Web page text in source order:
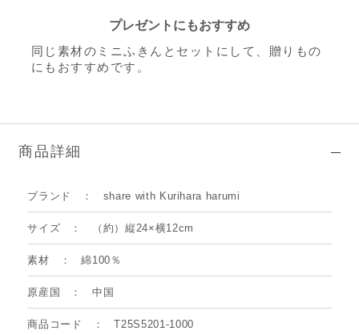
プレゼントにもおすすめ
同じ素材のミニふきんとセットにして、贈りもの
にもおすすめです。
商品詳細
ブランド share with Kurihara harumi
サイズ （約）縦24×横12cm
素材 綿100％
原産国 中国
商品コード T25S5201-1000